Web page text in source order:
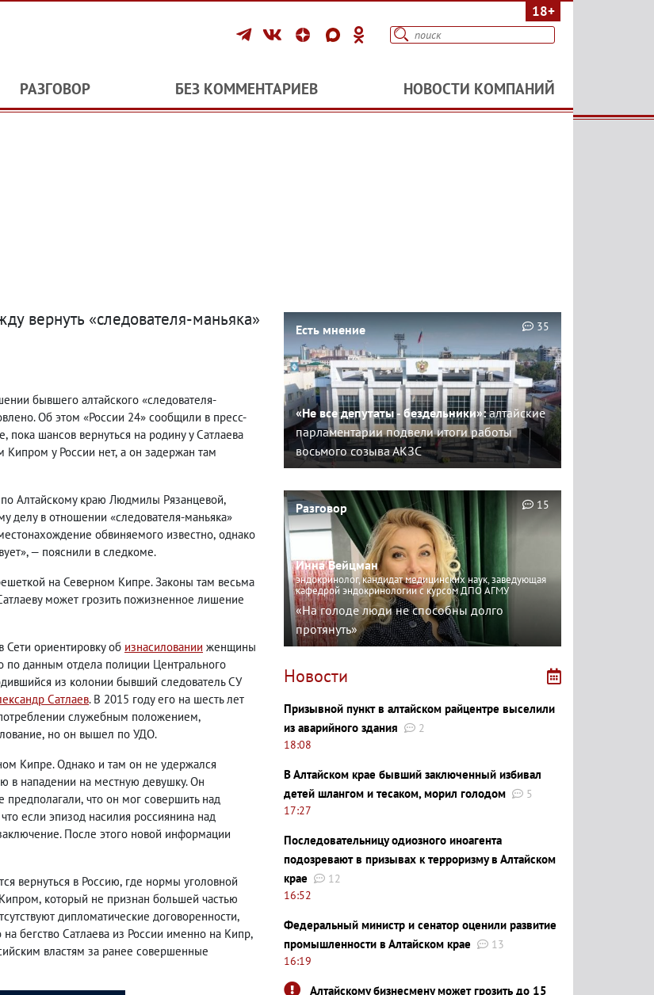
18+
РАЗГОВОР БЕЗ КОММЕНТАРИЕВ НОВОСТИ КОМПАНИЙ
вернуть «следователя-маньяка»
бывшего алтайского «следователя-
Об этом «России 24» сообщили в пресс-
, пока шансов вернуться на родину у Сатлаева
Кипром у России нет, а он задержан там
Алтайскому краю Людмилы Рязанцевой,
делу в отношении «следователя-маньяка»
обвиняемого известно, однако
— пояснили в следкоме.
на Северном Кипре. Законы там весьма
может грозить пожизненное лишение
Сети ориентировку об изнасиловании женщины
по данным отдела полиции Центрального
из колонии бывший следователь СУ
Сатлаев. В 2015 году его на шесть лет
служебным положением,
, но он вышел по УДО.
Кипре. Однако и там он не удержался
в нападении на местную девушку. Он
предполагали, что он мог совершить над
что если эпизод насилия россиянина над
После этого новой информации
вернуться в Россию, где нормы уголовной
, который не признан большей частью
дипломатические договоренности,
на бегство Сатлаева из России именно на Кипр,
властям за ранее совершенные
Есть мнение
«Не все депутаты - бездельники»:алтайские
парламентарии подвели итоги работы
восьмого созыва АКЗС
35
Разговор
Инна Вейцман
эндокринолог, кандидат медицинских наук, заведующая
кафедрой эндокринологии с курсом ДПО АГМУ
«На голоде люди не способны долго
протянуть»
15
Новости
Призывной пункт в алтайском райцентре выселили
из аварийного здания
2
18:08
В Алтайском крае бывший заключенный избивал
детей шлангом и тесаком, морил голодом
5
17:27
Последовательницу одиозного иноагента
подозревают в призывах к терроризму в Алтайском
крае
12
16:52
Федеральный министр и сенатор оценили развитие
промышленности в Алтайском крае
13
16:19
Алтайскому бизнесмену может грозить до 15